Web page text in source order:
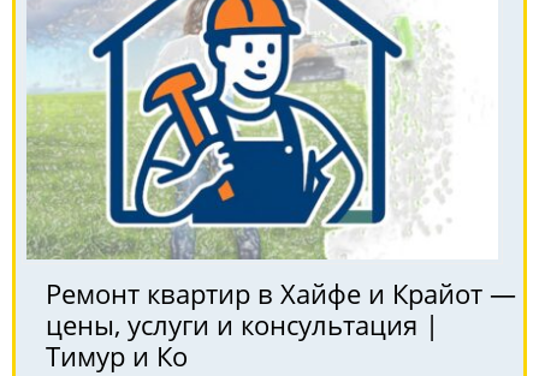
Ремонт квартир в Хайфе и Крайот —
цены, услуги и консультация |
Тимур и Ко